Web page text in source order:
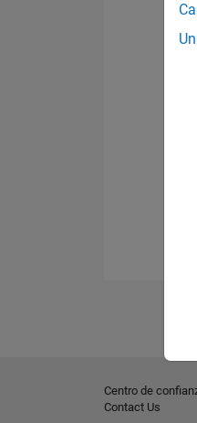
Centro de
Contact Us